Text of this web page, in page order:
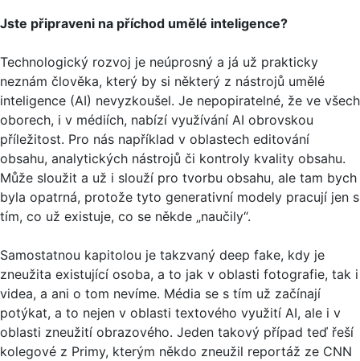
Jste připraveni na příchod umělé inteligence?
Technologický rozvoj je neúprosný a já už prakticky
neznám člověka, který by si některý z nástrojů umělé
inteligence (AI) nevyzkoušel. Je nepopiratelné, že ve všech
oborech, i v médiích, nabízí využívání AI obrovskou
příležitost. Pro nás například v oblastech editování
obsahu, analytických nástrojů či kontroly kvality obsahu.
Může sloužit a už i slouží pro tvorbu obsahu, ale tam bych
byla opatrná, protože tyto generativní modely pracují jen s
tím, co už existuje, co se někde „naučily“.
Samostatnou kapitolou je takzvaný deep fake, kdy je
zneužita existující osoba, a to jak v oblasti fotografie, tak i
videa, a ani o tom nevíme. Média se s tím už začínají
potýkat, a to nejen v oblasti textového využití AI, ale i v
oblasti zneužití obrazového. Jeden takový případ teď řeší
kolegové z Primy, kterým někdo zneužil reportáž ze CNN